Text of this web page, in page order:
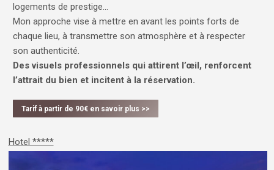
logements de prestige…
Mon approche vise à mettre en avant les points forts de
chaque lieu, à transmettre son atmosphère et à respecter
son authenticité.
Des visuels professionnels qui attirent l’œil, renforcent
l’attrait du bien et incitent à la réservation.
Tarif à partir de 90€ en savoir plus >>
Hotel *****